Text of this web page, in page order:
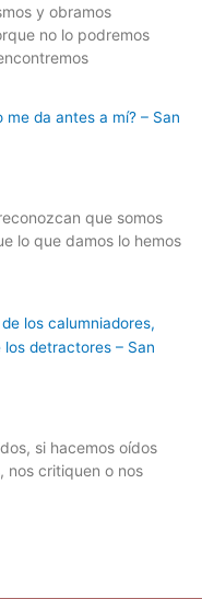
y obramos
no lo podremos
que somos
lo que damos lo hemos
si hacemos oídos
nos critiquen o nos